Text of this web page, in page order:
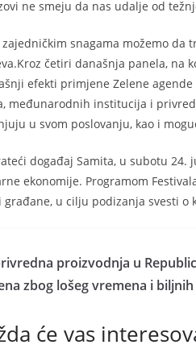
ne smeju da nas udalje od
zajedničkim snagama možemo
četiri današnja panela, na
efekti primjene Zelene
međunarodnih institucija i
u svom poslovanju, kao i
događaj Samita, u subotu 24.
ekonomije. Programom
građane, u cilju podizanja svesti
proizvodnja u
zbog lošeg vremena i
će vas